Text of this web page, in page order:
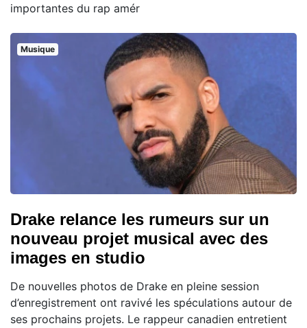
importantes du rap amér
Musique
Drake relance les rumeurs sur un
nouveau projet musical avec des
images en studio
De nouvelles photos de Drake en pleine session
d’enregistrement ont ravivé les spéculations autour de
ses prochains projets. Le rappeur canadien entretient